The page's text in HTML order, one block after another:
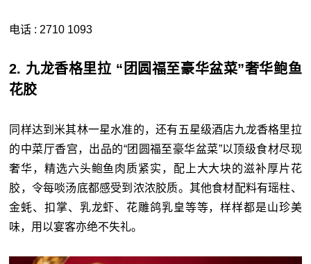
电话 : 2710 1093
2. 九龙香格里拉 “团圆福至豪华盆菜”奢华鲍鱼
花胶
同样达到米其林一星水准的，还有五星级酒店九龙香格里拉
的中菜厅香宫，出品的“团圆福至豪华盆菜”以顶级食材尽现
奢华，精选六头鲍鱼肉质紧实，配上大大块的滋补厚片花
胶，令每啖汤底都感受到浓浓胶质。其他食材配料有瑶柱、
金蚝、扣掌、乳龙虾、花雕鸽乳皇等等，样样都是山珍美
味，用以宴客亦绝不失礼。